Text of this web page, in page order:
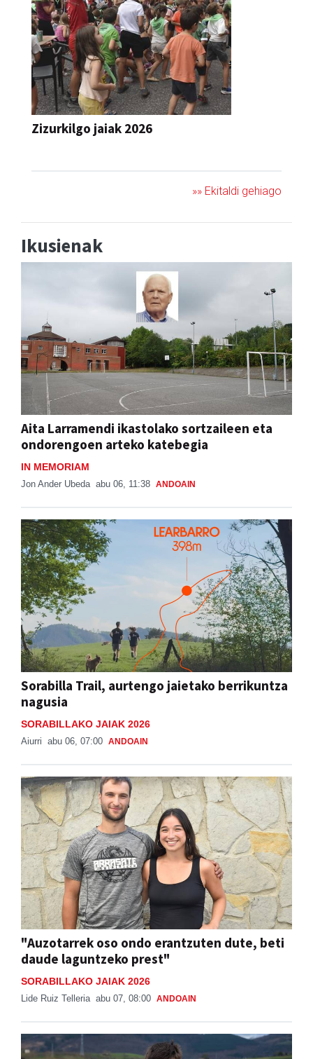
Zizurkilgo jaiak 2026
»» Ekitaldi gehiago
Ikusienak
Aita Larramendi ikastolako sortzaileen eta
ondorengoen arteko katebegia
IN MEMORIAM
Jon Ander Ubeda abu 06, 11:38 ANDOAIN
Sorabilla Trail, aurtengo jaietako berrikuntza
nagusia
SORABILLAKO JAIAK 2026
Aiurri abu 06, 07:00 ANDOAIN
"Auzotarrek oso ondo erantzuten dute, beti
daude laguntzeko prest"
SORABILLAKO JAIAK 2026
Lide Ruiz Telleria abu 07, 08:00 ANDOAIN